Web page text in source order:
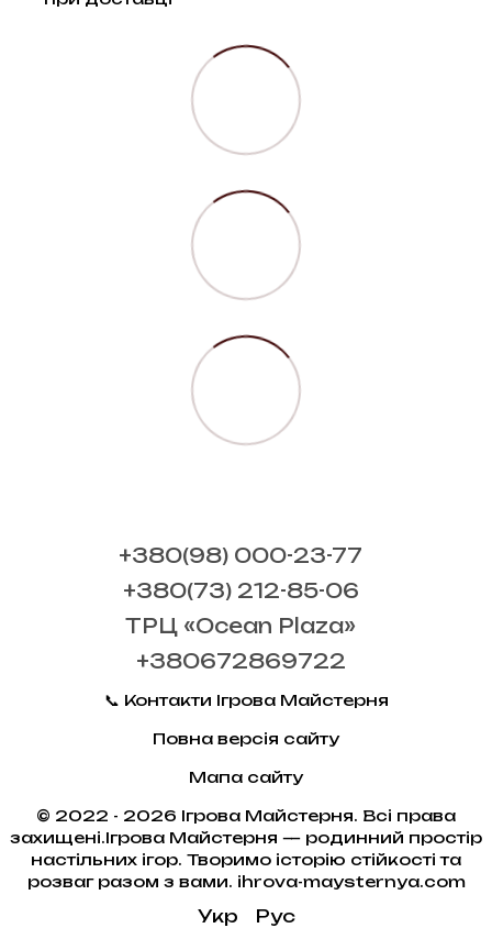
+380(98) 000-23-77
+380(73) 212-85-06
ТРЦ «Ocean Plaza»
+380672869722
📞 Контакти Ігрова Майстерня
Повна версія сайту
Мапа сайту
© 2022 - 2026 Ігрова Майстерня. Всі права
захищені.Ігрова Майстерня — родинний простір
настільних ігор. Творимо історію стійкості та
розваг разом з вами. ihrova-maysternya.com
Укр Рус